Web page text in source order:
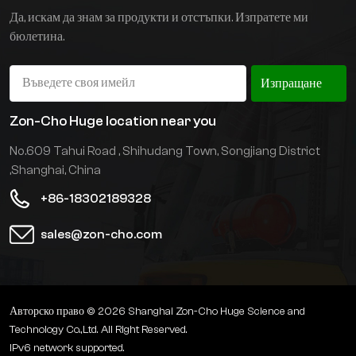
удължено работно време
Да, искам да знам за продукти и отстъпки. Изпратете ми
бюлетина.
Изпращане
Zon-Cho Huge location near you
No.609 Tahui Road , Shihudang Town, Songjiang District
,Shanghai, China
+86-18302189328
sales@zon-cho.com
Авторско право © 2026 Shanghai Zon-Cho Huge Science and
Technology Co.,Ltd. All Right Reserved.
IPv6 network supported.